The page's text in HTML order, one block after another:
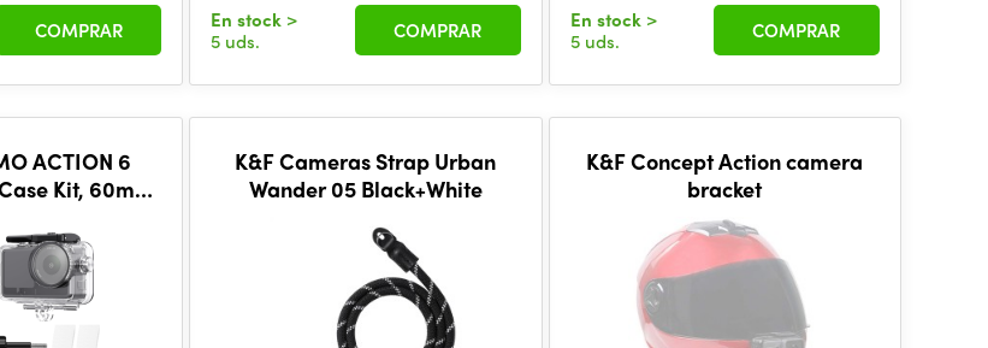
COMPRAR En stock >
5 uds.
COMPRAR En stock >
5 uds.
COMPRAR
ACTION 6
Kit, 60m
1 GoPro ba
K&F Cameras Strap Urban
Wander 05 Black+White
K&F Concept Action camera
bracket